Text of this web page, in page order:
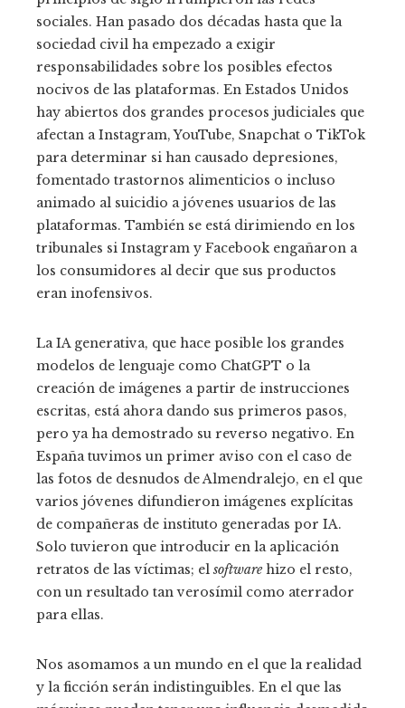
sociales. Han pasado dos décadas hasta que la
sociedad civil ha empezado a exigir
responsabilidades sobre los posibles efectos
nocivos de las plataformas. En Estados Unidos
hay abiertos dos grandes procesos judiciales que
afectan a Instagram, YouTube, Snapchat o TikTok
para determinar si han causado depresiones,
fomentado trastornos alimenticios o incluso
animado al suicidio a jóvenes usuarios de las
plataformas. También se está dirimiendo en los
tribunales si Instagram y Facebook engañaron a
los consumidores al decir que sus productos
eran inofensivos.
La IA generativa, que hace posible los grandes
modelos de lenguaje como ChatGPT o la
creación de imágenes a partir de instrucciones
escritas, está ahora dando sus primeros pasos,
pero ya ha demostrado su reverso negativo. En
España tuvimos un primer aviso con el caso de
las fotos de desnudos de Almendralejo, en el que
varios jóvenes difundieron imágenes explícitas
de compañeras de instituto generadas por IA.
Solo tuvieron que introducir en la aplicación
retratos de las víctimas; el softwarehizo el resto,
con un resultado tan verosímil como aterrador
para ellas.
Nos asomamos a un mundo en el que la realidad
y la ficción serán indistinguibles. En el que las